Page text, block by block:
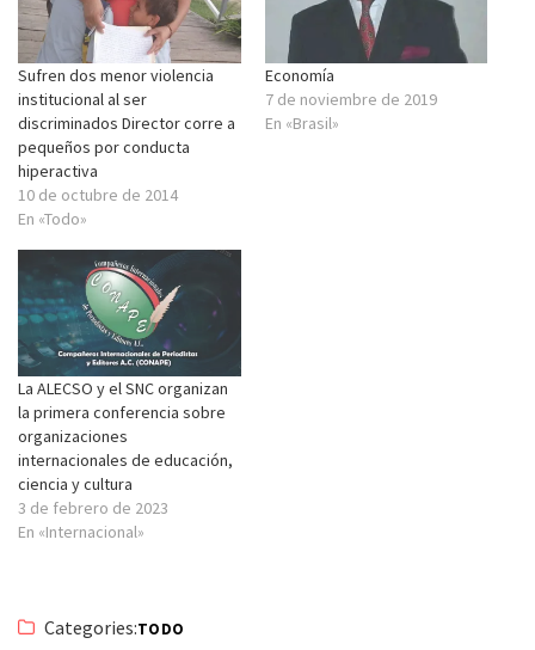
Sufren dos menor violencia
institucional al ser
discriminados Director corre a
pequeños por conducta
hiperactiva
10 de octubre de 2014
En «Todo»
Economía
7 de noviembre de 2019
En «Brasil»
La ALECSO y el SNC organizan
la primera conferencia sobre
organizaciones
internacionales de educación,
ciencia y cultura
3 de febrero de 2023
En «Internacional»
Categories:TODO